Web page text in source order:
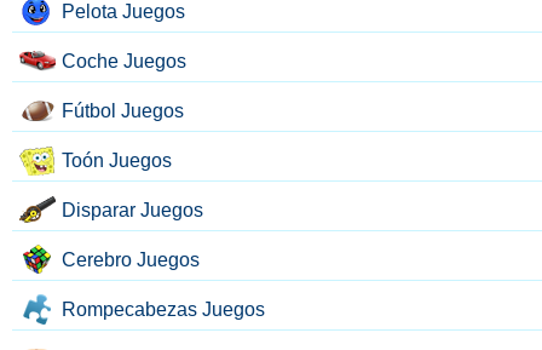
Pelota Juegos
Coche Juegos
Fútbol Juegos
Toón Juegos
Disparar Juegos
Cerebro Juegos
Rompecabezas Juegos